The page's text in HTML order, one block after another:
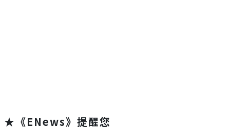
★《ENews》提醒您